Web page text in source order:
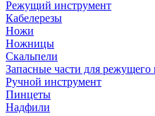
Режущий инструмент
Кабелерезы
Ножи
Ножницы
Скальпели
Запасные части для режущего
Ручной инструмент
Пинцеты
Надфили